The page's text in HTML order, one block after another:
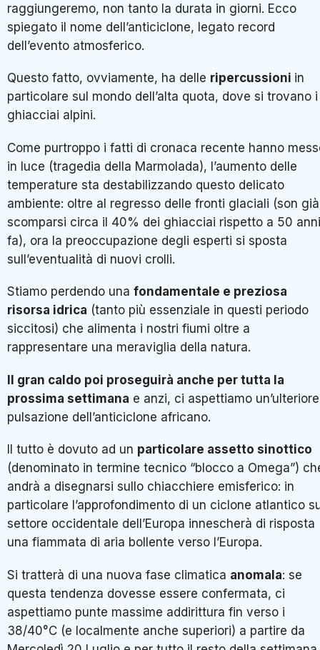
raggiungeremo, non tanto la durata in giorni. Ecco
spiegato il nome dell’anticiclone, legato record
dell’evento atmosferico.
Questo fatto, ovviamente, ha delle ripercussioni in
particolare sul mondo dell’alta quota, dove si trovano i
ghiacciai alpini.
Come purtroppo i fatti di cronaca recente hanno
in luce (tragedia della Marmolada), l’aumento delle
temperature sta destabilizzando questo delicato
ambiente: oltre al regresso delle fronti glaciali (son già
scomparsi circa il 40% dei ghiacciai rispetto a 50 anni
fa), ora la preoccupazione degli esperti si sposta
sull’eventualità di nuovi crolli.
Stiamo perdendo una fondamentale e preziosa
risorsa idrica (tanto più essenziale in questi periodo
siccitosi) che alimenta i nostri fiumi oltre a
rappresentare una meraviglia della natura.
Il gran caldo poi proseguirà anche per tutta la
prossima settimana e anzi, ci aspettiamo un’ulteriore
pulsazione dell’anticiclone africano.
Il tutto è dovuto ad un particolare assetto sinottico
(denominato in termine tecnico “blocco a Omega”)
andrà a disegnarsi sullo chiacchiere emisferico: in
particolare l’approfondimento di un ciclone atlantico
settore occidentale dell’Europa innescherà di risposta
una fiammata di aria bollente verso l’Europa.
Si tratterà di una nuova fase climatica anomala: se
questa tendenza dovesse essere confermata, ci
aspettiamo punte massime addirittura fin verso i
38/40°C (e localmente anche superiori) a partire da